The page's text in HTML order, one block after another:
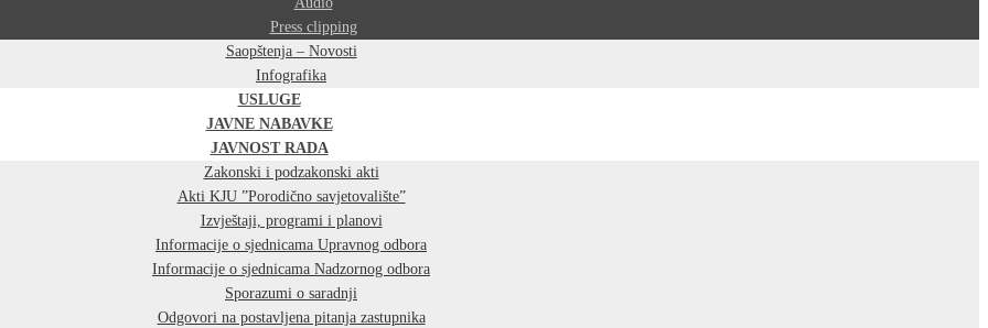
Press clipping
Saopštenja – Novosti
Infografika
USLUGE
JAVNE NABAVKE
JAVNOST RADA
Zakonski i podzakonski akti
Akti KJU ”Porodično savjetovalište”
Izvještaji, programi i planovi
Informacije o sjednicama Upravnog odbora
Informacije o sjednicama Nadzornog odbora
Sporazumi o saradnji
Odgovori na postavljena pitanja zastupnika